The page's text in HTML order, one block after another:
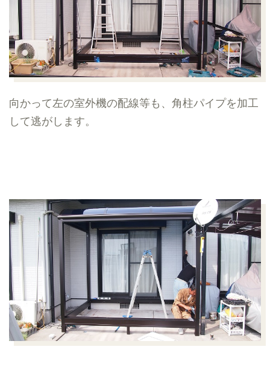
向かって左の室外機の配線等も、角柱パイプを加工
して逃がします。